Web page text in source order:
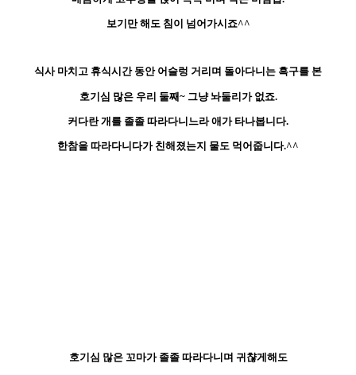
보기만 해도 침이 넘어가시죠^^
식사 마치고 휴식시간 동안 어슬렁 거리며 돌아다니는 흑구를 본
호기심 많은 우리 둘째~ 그냥 놔둘리가 없죠.
커다란 개를 졸졸 따라다니느라 애가 타나봅니다.
한참을 따라다니다가 친해졌는지 물도 먹어줍니다.^^
호기심 많은 꼬마가 졸졸 따라다니며 귀챦게해도